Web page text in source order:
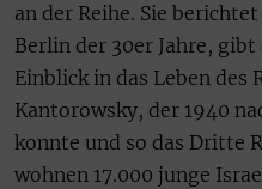
an der Reihe. Sie
Berlin der 30er Jahre,
Einblick in das Leben des
Kantorowsky, der 1940
konnte und so das Dritte
wohnen 17.000 junge